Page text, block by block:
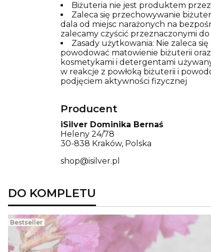
Biżuteria nie jest produktem
Zaleca się przechowywanie
dala od miejsc narażonych na
zalecamy czyścić przeznaczonymi
Zasady użytkowania: Nie zaleca
powodować matowienie biżuterii
kosmetykami i detergentami
w reakcje z powłoką biżuterii i
podjęciem aktywności fizycznej
Producent
iSilver Dominika Bernaś
Heleny 24/78
30-838 Kraków, Polska
shop@isilver.pl
DO KOMPLETU
Bestseller